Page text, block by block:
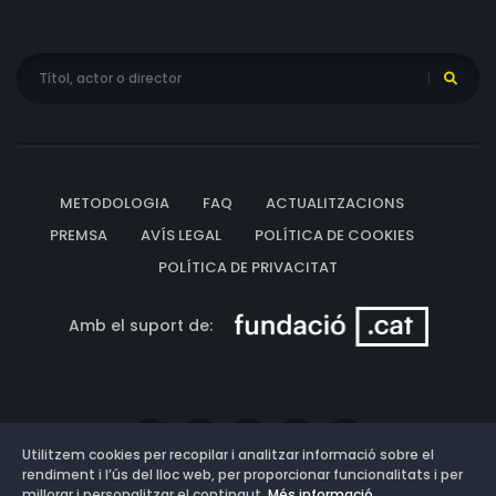
METODOLOGIA FAQ
ACTUALITZACIONS
PREMSA
AVÍS LEGAL
POLÍTICA DE COOKIES
POLÍTICA DE PRIVACITAT
Amb el suport de:
Utilitzem cookies per recopilar i analitzar informació sobre el
rendiment i l’ús del lloc web, per proporcionar funcionalitats i per